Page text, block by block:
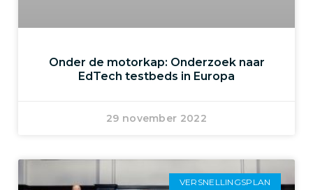
Onder de motorkap: Onderzoek naar
EdTech testbeds in Europa
29 november 2022
VERSNELLINGSPLAN